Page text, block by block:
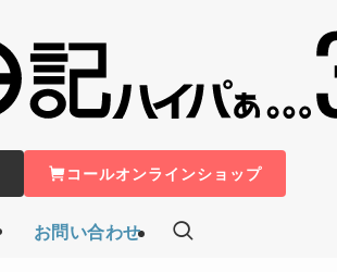
お問い合わせ
コールオンラインショップ